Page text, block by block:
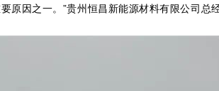
因之一。”贵州恒昌新能源材料有限公司总